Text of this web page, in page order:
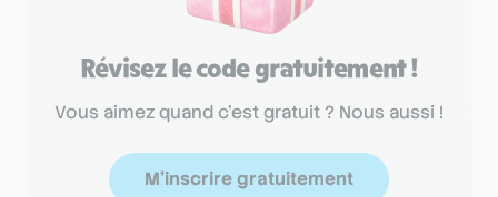
Révisez le code gratuitement !
Vous aimez quand c'est gratuit ? Nous aussi !
M'inscrire gratuitement